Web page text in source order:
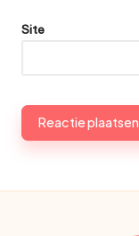
Site